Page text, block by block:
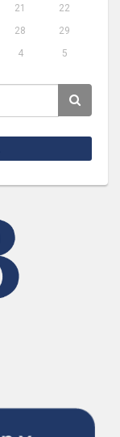
21
22
28
29
4 5